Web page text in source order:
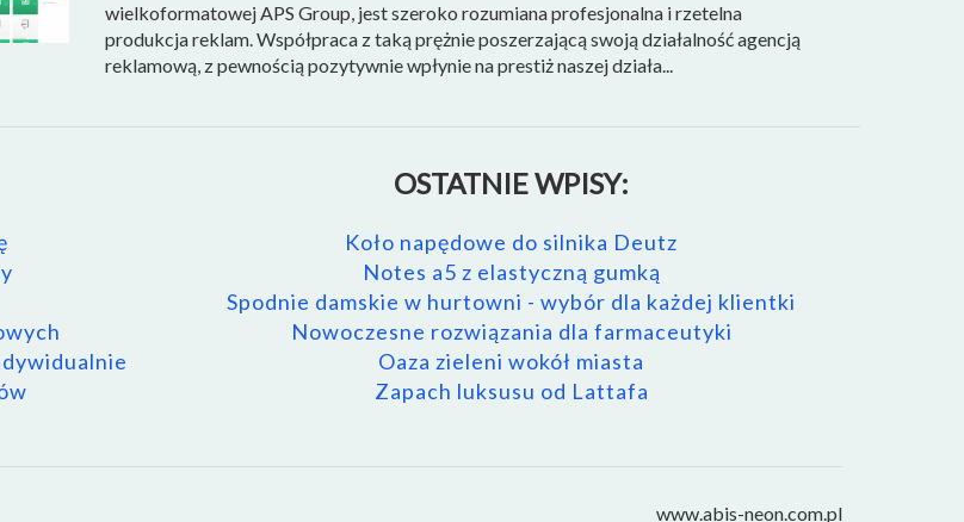
wielkoformatowej APS Group, jest szeroko rozumiana profesjonalna i rzetelna
produkcja reklam. Współpraca z taką prężnie poszerzającą swoją działalność agencją
reklamową, z pewnością pozytywnie wpłynie na prestiż naszej działa...
OSTATNIE WPISY:
Koło napędowe do silnika Deutz
Notes a5 z elastyczną gumką
Spodnie damskie w hurtowni - wybór dla każdej klientki
Nowoczesne rozwiązania dla farmaceutyki
Oaza zieleni wokół miasta
Zapach luksusu od Lattafa
www.abis-neon.com.pl